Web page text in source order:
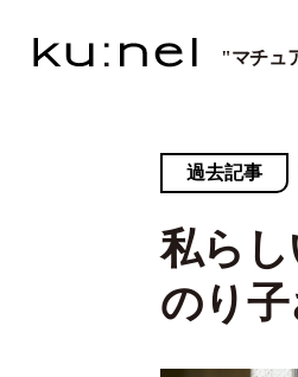
"マチュ
過去記事
私ら
のり